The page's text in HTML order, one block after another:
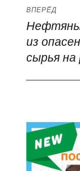
ВПЕРЁД
Следующая
запись:
из
сырья на